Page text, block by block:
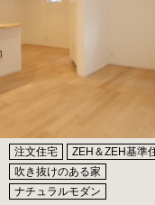
注文住宅
ZEH＆ZEH基準
吹き抜けのある家
ナチュラルモダン